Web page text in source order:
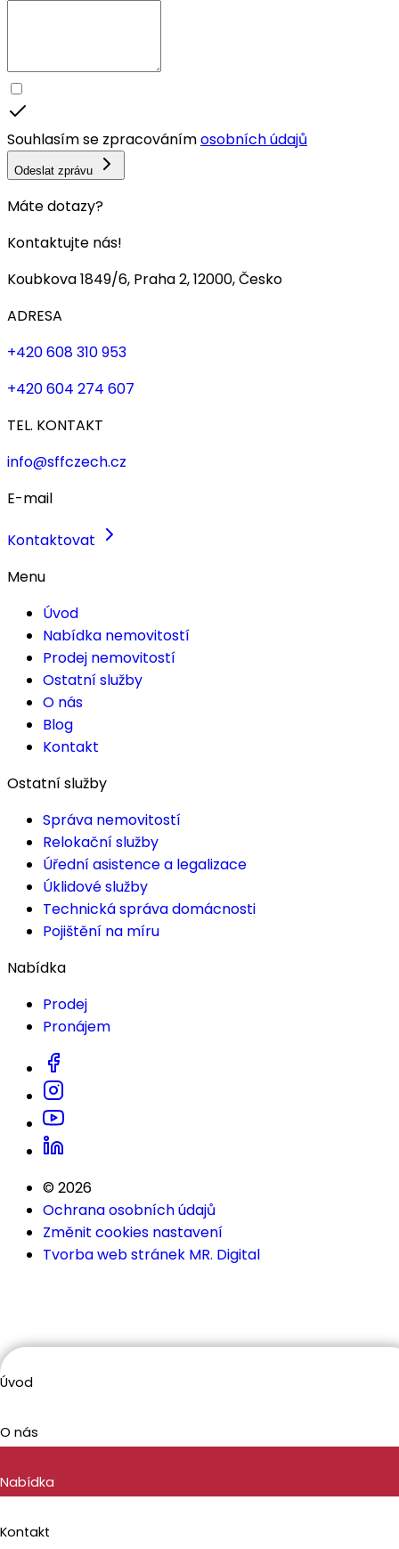
Úvod
O nás
Nabídka
Kontakt
Souhlasím se zpracovánímosobních údajů
Odeslat zprávu
Máte dotazy?
Kontaktujte nás!
Koubkova 1849/6, Praha 2, 12000, Česko
ADRESA
+420 608 310 953
+420 604 274 607
TEL. KONTAKT
info@sffczech.cz
E-mail
Kontaktovat
Menu
Úvod
Nabídka nemovitostí
Prodej nemovitostí
Ostatní služby
O nás
Blog
Kontakt
Ostatní služby
Správa nemovitostí
Relokační služby
Úřední asistence a legalizace
Úklidové služby
Technická správa domácnosti
Pojištění na míru
Nabídka
Prodej
Pronájem
© 2026
Ochrana osobních údajů
Změnit cookies nastavení
Tvorba web stránek MR. Digital